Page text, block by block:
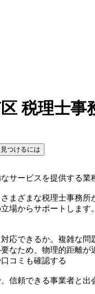
税理士事
つけるには
サービスを提供する
まざまな税理士事務
場からサポートします
応できるか。複雑な
なため、物理的距離
コミも確認する
信頼できる事業者と出